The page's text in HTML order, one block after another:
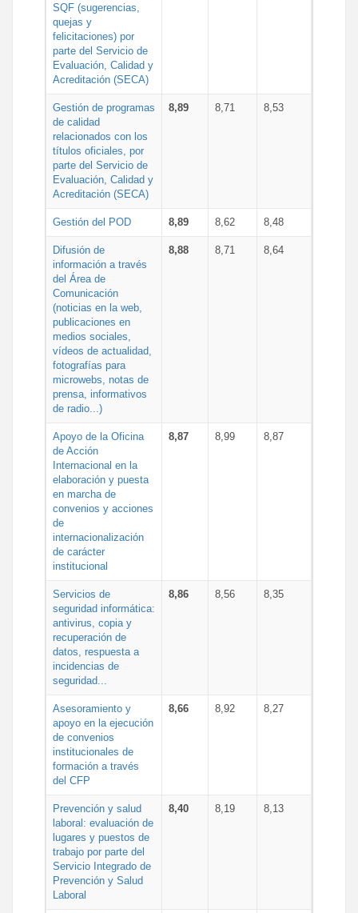
SQF (sugerencias,
quejas y
felicitaciones) por
parte del Servicio de
Evaluación, Calidad y
Acreditación (SECA)
Gestión de programas
de calidad
relacionados con los
títulos oficiales, por
parte del Servicio de
Evaluación, Calidad y
Acreditación (SECA)
8,89 8,71 8,53
Gestión del POD 8,89 8,62 8,48
Difusión de
información a través
del Área de
Comunicación
(noticias en la web,
publicaciones en
medios sociales,
vídeos de actualidad,
fotografías para
microwebs, notas de
prensa, informativos
de radio...)
8,88 8,71 8,64
Apoyo de la Oficina
de Acción
Internacional en la
elaboración y puesta
en marcha de
convenios y acciones
de
internacionalización
de carácter
institucional
8,87 8,99 8,87
Servicios de
seguridad informática:
antivirus, copia y
recuperación de
datos, respuesta a
incidencias de
seguridad...
8,86 8,56 8,35
Asesoramiento y
apoyo en la ejecución
de convenios
institucionales de
formación a través
del CFP
8,66 8,92 8,27
Prevención y salud
laboral: evaluación de
lugares y puestos de
trabajo por parte del
Servicio Integrado de
Prevención y Salud
Laboral
8,40 8,19 8,13